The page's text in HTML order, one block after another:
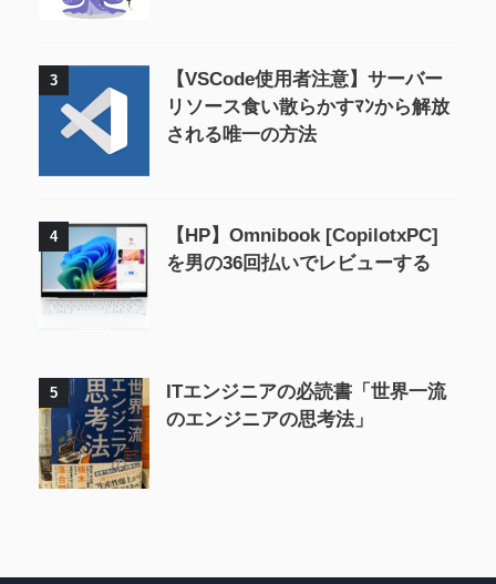
3
【VSCode使用者注意】サーバー
リソース食い散らかすﾏﾝから解放
される唯一の方法
4
【HP】Omnibook [CopilotxPC]
を男の36回払いでレビューする
5
ITエンジニアの必読書「世界一流
のエンジニアの思考法」